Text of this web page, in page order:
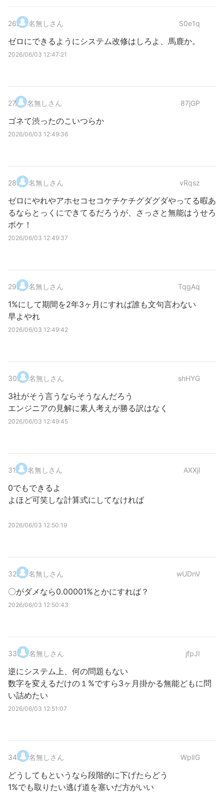
26. 名無しさん S0e1q
ゼロにできるようにシステム改修はしろよ、馬鹿か。
2026/06/03 12:47:21
27. 名無しさん 87jGP
ゴネて渋ったのこいつらか
2026/06/03 12:49:36
28. 名無しさん vRqsz
ゼロにやれやアホセコセコケチケチグダグダやってる暇あ
るならとっくにできてるだろうが、さっさと無能はうせろ
ボケ！
2026/06/03 12:49:37
29. 名無しさん TqgAq
1%にして期間を2年3ヶ月にすれば誰も文句言わない
早よやれ
2026/06/03 12:49:42
30. 名無しさん shHYG
3社がそう言うならそうなんだろう
エンジニアの見解に素人考えが勝る訳はなく
2026/06/03 12:49:45
31. 名無しさん AXXjl
0でもできるよ
よほど可笑しな計算式にしてなければ
2026/06/03 12:50:19
32. 名無しさん wUDnV
〇がダメなら0.00001%とかにすれば？
2026/06/03 12:50:43
33. 名無しさん jfpJI
逆にシステム上、何の問題もない
数字を変えるだけの１%ですら3ヶ月掛かる無能どもに問
い詰めたい
2026/06/03 12:51:07
34. 名無しさん WplIG
どうしてもというなら段階的に下げたらどう
1%でも取りたい逃げ道を塞いだ方がいい